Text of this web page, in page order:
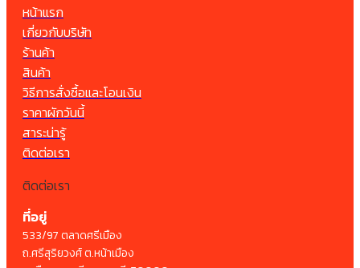
หน้าแรก
เกี่ยวกับบริษัท
ร้านค้า
สินค้า
วิธีการสั่งซื้อและโอนเงิน
ราคาผักวันนี้
สาระน่ารู้
ติดต่อเรา
ติดต่อเรา
ที่อยู่
533/97 ตลาดศรีเมือง
ถ.ศรีสุริยวงศ์ ต.หน้าเมือง